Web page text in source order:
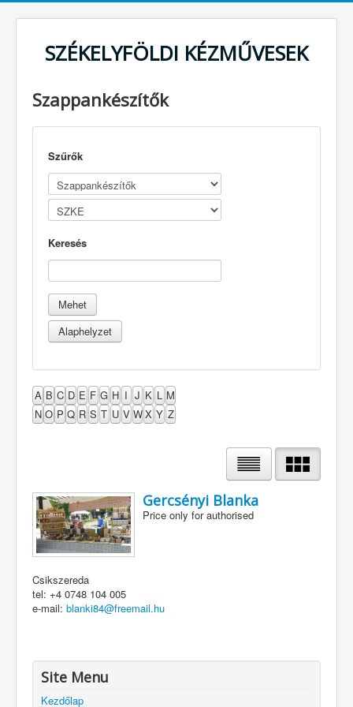
SZÉKELYFÖLDI KÉZMŰVESEK
Szappankészítők
Szűrők
Keresés
A B C D E F G H I J K L M
N O P Q R S T U V WX Y Z
Gercsényi Blanka
Price only for authorised
Csikszereda
tel: +4 0748 104 005
e-mail: blanki84@freemail.hu
Site Menu
Kezdőlap